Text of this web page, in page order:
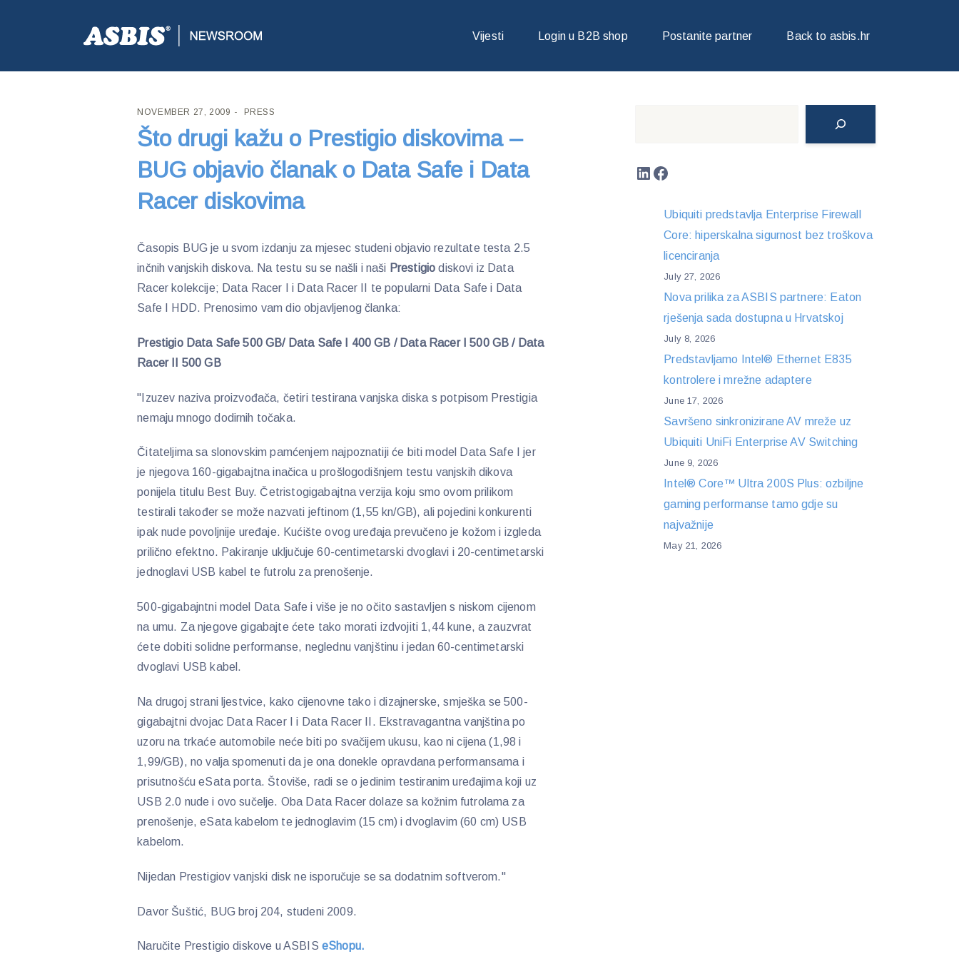
Vijesti Login u B2B shop Postanite partner Back to asbis.hr
ASBIS CROATIA>PRESS> ŠTO DRUGI KAŽU O PRESTIGIO DISKOVIMA – BUG OBJAVIO ČLANAK O DATA SAFE I DATA RACER DISKOVIMA
NOVEMBER 27, 2009 PRESS
Što drugi kažu o Prestigio diskovima –
BUG objavio članak o Data Safe i Data
Racer diskovima
Časopis BUG je u svom izdanju za mjesec studeni objavio rezultate testa 2.5
inčnih vanjskih diskova. Na testu su se našli i naši Prestigiodiskovi iz Data
Racer kolekcije; Data Racer I i Data Racer II te popularni Data Safe i Data
Safe I HDD. Prenosimo vam dio objavljenog članka:
Prestigio Data Safe 500 GB/ Data Safe I 400 GB / Data Racer I 500 GB / Data
Racer II 500 GB
"Izuzev naziva proizvođača, četiri testirana vanjska diska s potpisom Prestigia
nemaju mnogo dodirnih točaka.
Čitateljima sa slonovskim pamćenjem najpoznatiji će biti model Data Safe I jer
je njegova 160-gigabajtna inačica u prošlogodišnjem testu vanjskih dikova
ponijela titulu Best Buy. Četristogigabajtna verzija koju smo ovom prilikom
testirali također se može nazvati jeftinom (1,55 kn/GB), ali pojedini konkurenti
ipak nude povoljnije uređaje. Kućište ovog uređaja prevučeno je kožom i izgleda
prilično efektno. Pakiranje uključuje 60-centimetarski dvoglavi i 20-centimetarski
jednoglavi USB kabel te futrolu za prenošenje.
500-gigabajntni model Data Safe i više je no očito sastavljen s niskom cijenom
na umu. Za njegove gigabajte ćete tako morati izdvojiti 1,44 kune, a zauzvrat
ćete dobiti solidne performanse, neglednu vanjštinu i jedan 60-centimetarski
dvoglavi USB kabel.
Na drugoj strani ljestvice, kako cijenovne tako i dizajnerske, smješka se 500-
gigabajtni dvojac Data Racer I i Data Racer II. Ekstravagantna vanjština po
uzoru na trkaće automobile neće biti po svačijem ukusu, kao ni cijena (1,98 i
1,99/GB), no valja spomenuti da je ona donekle opravdana performansama i
prisutnošću eSata porta. Štoviše, radi se o jedinim testiranim uređajima koji uz
USB 2.0 nude i ovo sučelje. Oba Data Racer dolaze sa kožnim futrolama za
prenošenje, eSata kabelom te jednoglavim (15 cm) i dvoglavim (60 cm) USB
kabelom.
Nijedan Prestigiov vanjski disk ne isporučuje se sa dodatnim softverom."
Davor Šuštić, BUG broj 204, studeni 2009.
Naručite Prestigio diskove u ASBIS eShopu.
LinkedIn
Facebook
Ubiquiti predstavlja Enterprise Firewall
Core: hiperskalna sigurnost bez troškova
licenciranja
July 27, 2026
Nova prilika za ASBIS partnere: Eaton
rješenja sada dostupna u Hrvatskoj
July 8, 2026
Predstavljamo Intel® Ethernet E835
kontrolere i mrežne adaptere
June 17, 2026
Savršeno sinkronizirane AV mreže uz
Ubiquiti UniFi Enterprise AV Switching
June 9, 2026
Intel® Core™ Ultra 200S Plus: ozbiljne
gaming performanse tamo gdje su
najvažnije
May 21, 2026